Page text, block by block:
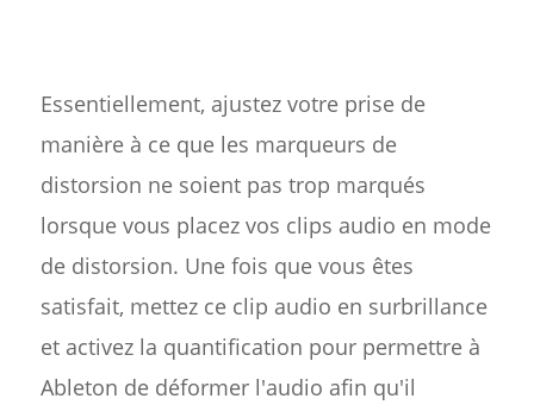
Essentiellement, ajustez votre prise de
manière à ce que les marqueurs de
distorsion ne soient pas trop marqués
lorsque vous placez vos clips audio en mode
de distorsion. Une fois que vous êtes
satisfait, mettez ce clip audio en surbrillance
et activez la quantification pour permettre à
Ableton de déformer l'audio afin qu'il